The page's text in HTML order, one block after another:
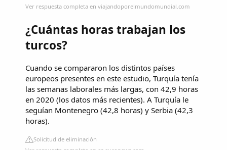
Ver respuesta completa en viajandoporelmundomundial.com
¿Cuántas horas trabajan los
turcos?
Cuando se compararon los distintos países
europeos presentes en este estudio, Turquía tenía
las semanas laborales más largas, con 42,9 horas
en 2020 (los datos más recientes). A Turquía le
seguían Montenegro (42,8 horas) y Serbia (42,3
horas).
Solicitud de eliminación